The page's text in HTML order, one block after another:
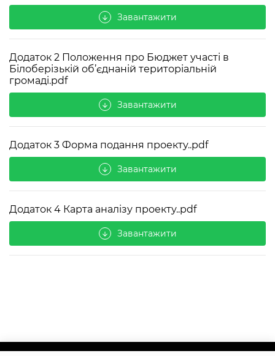
arrow_downward Завантажити
Додаток 2 Положення про Бюджет участі в
Білоберізькій об’єднаній територіальній
громаді.pdf
arrow_downward Завантажити
Додаток 3 Форма подання проекту..pdf
arrow_downward Завантажити
Додаток 4 Карта аналізу проекту..pdf
arrow_downward Завантажити